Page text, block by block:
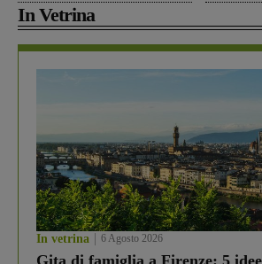
In Vetrina
In vetrina 6 Agosto 2026